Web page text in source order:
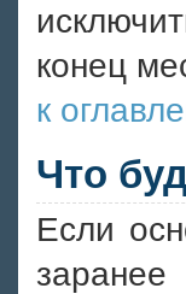
конец
к
Что
Если